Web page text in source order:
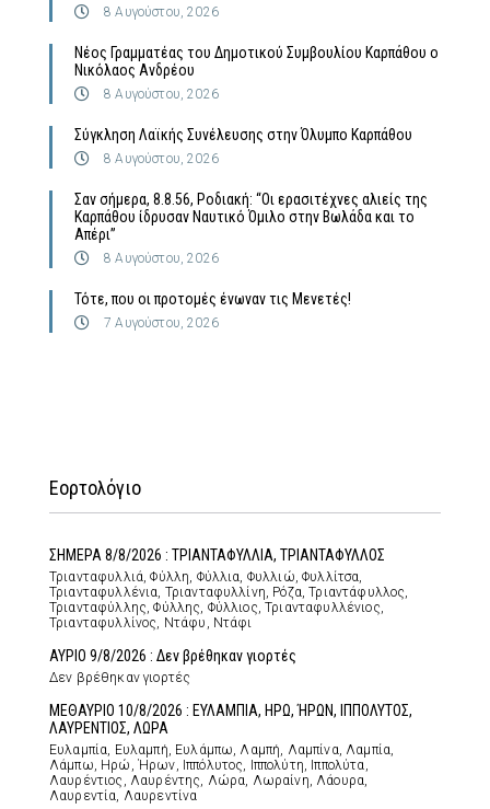
8 Αυγούστου, 2026
Νέος Γραμματέας του Δημοτικού Συμβουλίου Καρπάθου ο
Νικόλαος Ανδρέου
8 Αυγούστου, 2026
Σύγκληση Λαϊκής Συνέλευσης στην Όλυμπο Καρπάθου
8 Αυγούστου, 2026
Σαν σήμερα, 8.8.56, Ροδιακή: “Οι ερασιτέχνες αλιείς της
Καρπάθου ίδρυσαν Ναυτικό Όμιλο στην Βωλάδα και το
Απέρι”
8 Αυγούστου, 2026
Τότε, που οι προτομές ένωναν τις Μενετές!
7 Αυγούστου, 2026
Εορτολόγιο
ΣΗΜΕΡΑ 8/8/2026 : ΤΡΙΑΝΤΑΦΥΛΛΙΑ, ΤΡΙΑΝΤΑΦΥΛΛΟΣ
Τριανταφυλλιά, Φύλλη, Φύλλια, Φυλλιώ, Φυλλίτσα,
Τριανταφυλλένια, Τριανταφυλλίνη, Ρόζα, Τριαντάφυλλος,
Τριανταφύλλης, Φύλλης, Φύλλιος, Τριανταφυλλένιος,
Τριανταφυλλίνος, Ντάφυ, Ντάφι
ΑΥΡΙΟ 9/8/2026 : Δεν βρέθηκαν γιορτές
Δεν βρέθηκαν γιορτές
ΜΕΘΑΥΡΙΟ 10/8/2026 : ΕΥΛΑΜΠΙΑ, ΗΡΩ, ΉΡΩΝ, ΙΠΠΟΛΥΤΟΣ,
ΛΑΥΡΕΝΤΙΟΣ, ΛΩΡΑ
Ευλαμπία, Ευλαμπή, Ευλάμπω, Λαμπή, Λαμπίνα, Λαμπία,
Λάμπω, Ηρώ, Ήρων, Ιππόλυτος, Ιππολύτη, Ιππολύτα,
Λαυρέντιος, Λαυρέντης, Λώρα, Λωραίνη, Λάουρα,
Λαυρεντία, Λαυρεντίνα